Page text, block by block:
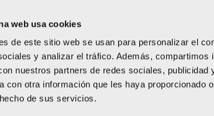
web usa cookies
de este sitio web se usan para personalizar el
y analizar el tráfico. Además, compartimos
nuestros partners de redes sociales, publicidad
con otra información que les haya proporcionado
de sus servicios.
PARALÍMPICA
Un proyecto impulsado por: